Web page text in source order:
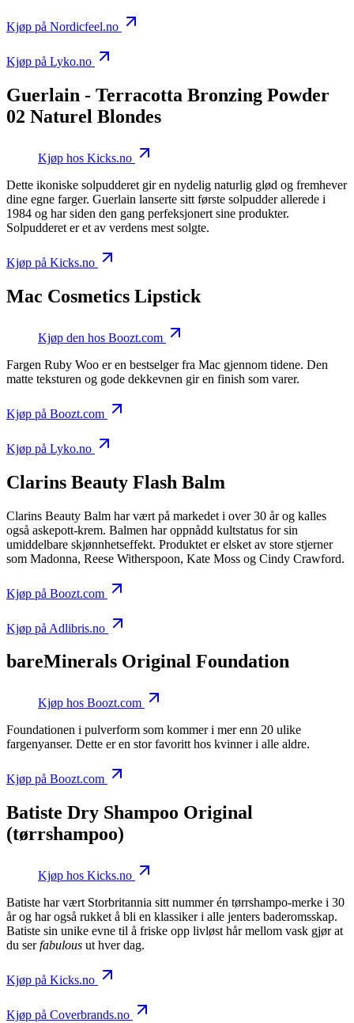
Kjøp på Nordicfeel.no
Kjøp på Lyko.no
Guerlain - Terracotta Bronzing Powder
02 Naturel Blondes
Kjøp hos Kicks.no
Dette ikoniske solpudderet gir en nydelig naturlig glød og fremhever
dine egne farger. Guerlain lanserte sitt første solpudder allerede i
1984 og har siden den gang perfeksjonert sine produkter.
Solpudderet er et av verdens mest solgte.
Kjøp på Kicks.no
Mac Cosmetics Lipstick
Kjøp den hos Boozt.com
Fargen Ruby Woo er en bestselger fra Mac gjennom tidene. Den
matte teksturen og gode dekkevnen gir en finish som varer.
Kjøp på Boozt.com
Kjøp på Lyko.no
Clarins Beauty Flash Balm
Clarins Beauty Balm har vært på markedet i over 30 år og kalles
også askepott-krem. Balmen har oppnådd kultstatus for sin
umiddelbare skjønnhetseffekt. Produktet er elsket av store stjerner
som Madonna, Reese Witherspoon, Kate Moss og Cindy Crawford.
Kjøp på Boozt.com
Kjøp på Adlibris.no
bareMinerals Original Foundation
Kjøp hos Boozt.com
Foundationen i pulverform som kommer i mer enn 20 ulike
fargenyanser. Dette er en stor favoritt hos kvinner i alle aldre.
Kjøp på Boozt.com
Batiste Dry Shampoo Original
(tørrshampoo)
Kjøp hos Kicks.no
Batiste har vært Storbritannia sitt nummer én tørrshampo-merke i 30
år og har også rukket å bli en klassiker i alle jenters baderomsskap.
Batiste sin unike evne til å friske opp livløst hår mellom vask gjør at
du serfabulous ut hver dag.
Kjøp på Kicks.no
Kjøp på Coverbrands.no